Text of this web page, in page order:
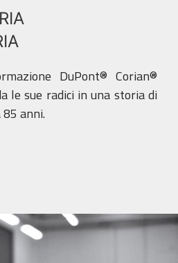
DuPont® Corian®
le sue radici in una storia di
anni.